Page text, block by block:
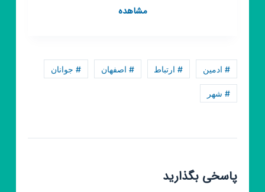
مشاهدهکانال
# ادمین # ارتباط # اصفهان # جوانان
# شهر
پاسخی بگذارید